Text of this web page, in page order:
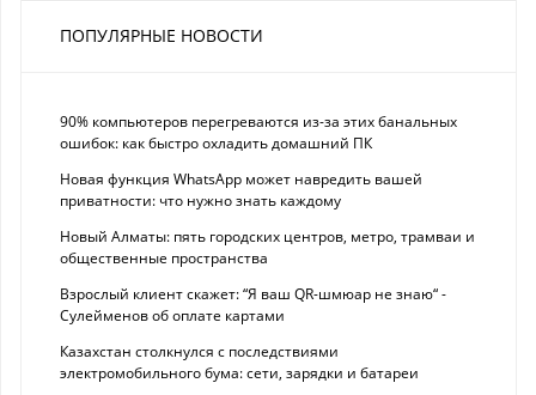
ПОПУЛЯРНЫЕ НОВОСТИ
90% компьютеров перегреваются из-за этих банальных
ошибок: как быстро охладить домашний ПК
Новая функция WhatsApp может навредить вашей
приватности: что нужно знать каждому
Новый Алматы: пять городских центров, метро, трамваи и
общественные пространства
Взрослый клиент скажет: “Я ваш QR-шмюар не знаю“ -
Сулейменов об оплате картами
Казахстан столкнулся с последствиями
электромобильного бума: сети, зарядки и батареи